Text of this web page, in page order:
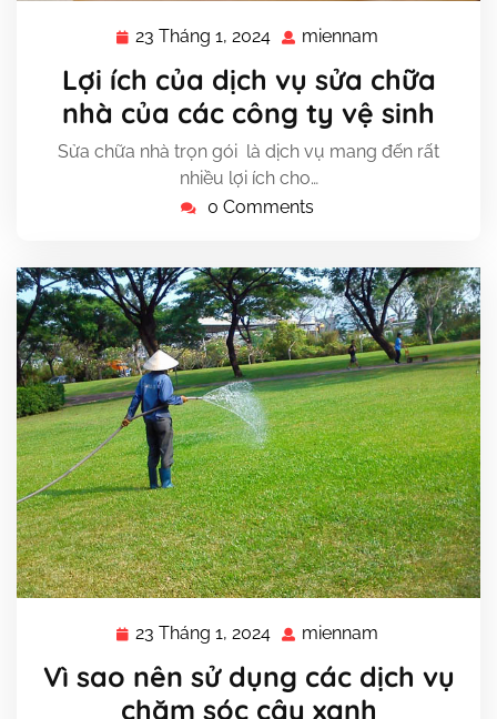
23 Tháng 1, 2024 23
1,
2024
miennam
Lợi ích của dịch vụ sửa chữa
nhà của các công ty vệ sinh
Sửa chữa nhà trọn gói là dịch vụ mang đến rất
nhiều lợi ích cho…
0 Comments
23 Tháng 1, 2024 23
1,
2024
miennam
Vì sao nên sử dụng các dịch vụ
chăm sóc cây xanh